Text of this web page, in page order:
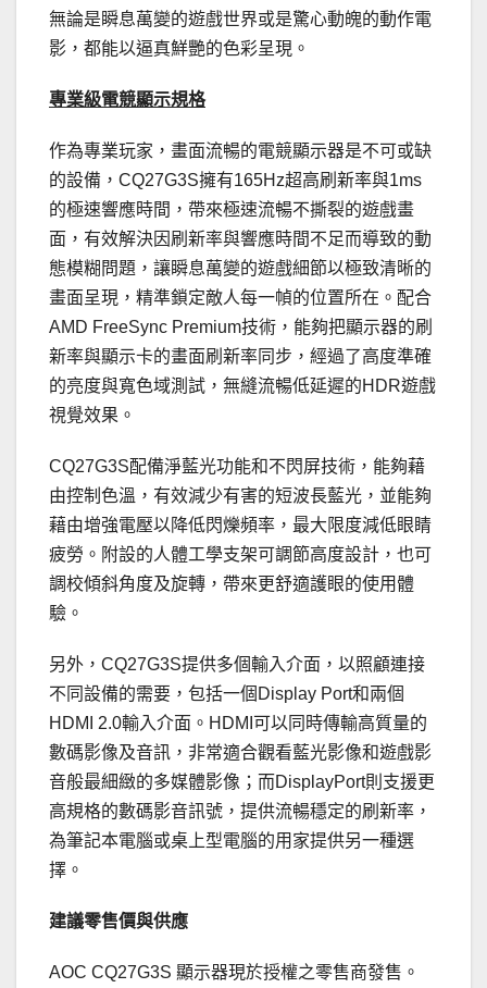
無論是瞬息萬變的遊戲世界或是驚心動魄的動作電
影，都能以逼真鮮艷的色彩呈現。
專業級電競顯示規格
作為專業玩家，畫面流暢的電競顯示器是不可或缺
的設備，CQ27G3S擁有165Hz超高刷新率與1ms
的極速響應時間，帶來極速流暢不撕裂的遊戲畫
面，有效解決因刷新率與響應時間不足而導致的動
態模糊問題，讓瞬息萬變的遊戲細節以極致清晰的
畫面呈現，精準鎖定敵人每一幀的位置所在。配合
AMD FreeSync Premium技術，能夠把顯示器的刷
新率與顯示卡的畫面刷新率同步，經過了高度準確
的亮度與寬色域測試，無縫流暢低延遲的HDR遊戲
視覺效果。
CQ27G3S配備淨藍光功能和不閃屏技術，能夠藉
由控制色溫，有效減少有害的短波長藍光，並能夠
藉由增強電壓以降低閃爍頻率，最大限度減低眼睛
疲勞。附設的人體工學支架可調節高度設計，也可
調校傾斜角度及旋轉，帶來更舒適護眼的使用體
驗。
另外，CQ27G3S提供多個輸入介面，以照顧連接
不同設備的需要，包括一個Display Port和兩個
HDMI 2.0輸入介面。HDMI可以同時傳輸高質量的
數碼影像及音訊，非常適合觀看藍光影像和遊戲影
音般最細緻的多媒體影像；而DisplayPort則支援更
高規格的數碼影音訊號，提供流暢穩定的刷新率，
為筆記本電腦或桌上型電腦的用家提供另一種選
擇。
建議零售價與供應
AOC CQ27G3S 顯示器現於授權之零售商發售。